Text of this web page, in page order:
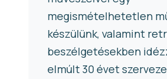
megismételhetetlen
készülünk, valamint
beszélgetésekben
elmúlt 30 évet